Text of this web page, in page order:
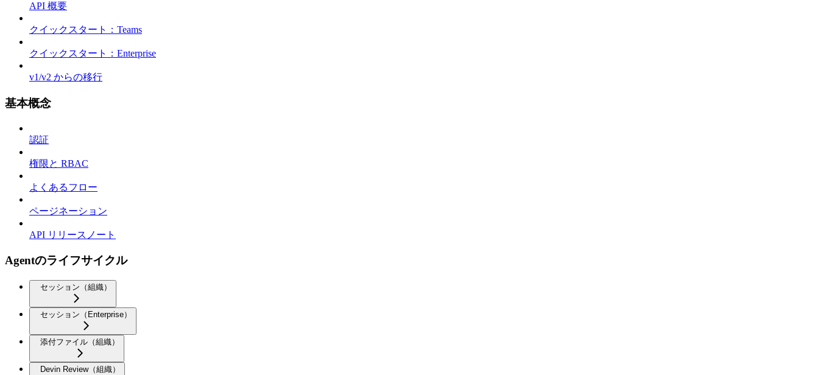
API 概要
クイックスタート：Teams
クイックスタート：Enterprise
v1/v2 からの移行
基本概念
認証
権限と RBAC
よくあるフロー
ページネーション
API リリースノート
Agentのライフサイクル
セッション（組織）
セッション（Enterprise）
添付ファイル（組織）
Devin Review（組織）